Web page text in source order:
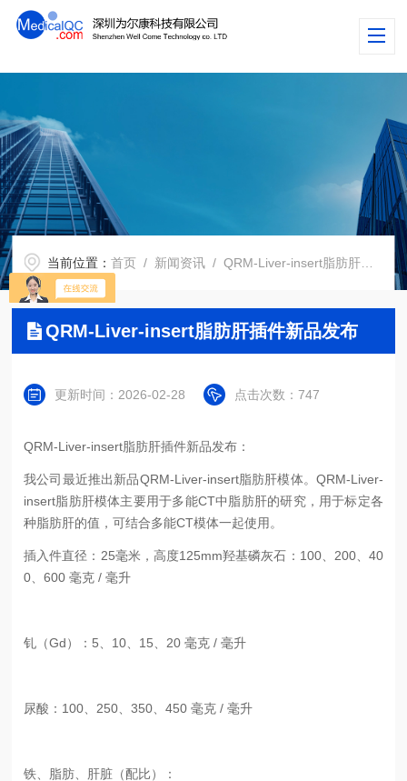
当前位置：首页 / 新闻资讯 / QRM-Liver-insert脂肪肝插件新品发布
QRM-Liver-insert脂肪肝插件新品发布
更新时间：2026-02-28 点击次数：747
QRM-Liver-insert脂肪肝插件新品发布：
我公司最近推出新品QRM-Liver-insert脂肪肝模体。QRM-Liver-
insert脂肪肝模体主要用于多能CT中脂肪肝的研究，用于标定各
种脂肪肝的值，可结合多能CT模体一起使用。
插入件直径：25毫米，高度125mm羟基磷灰石：100、200、40
0、600 毫克 / 毫升
钆（Gd）：5、10、15、20 毫克 / 毫升
尿酸：100、250、350、450 毫克 / 毫升
铁、脂肪、肝脏（配比）：